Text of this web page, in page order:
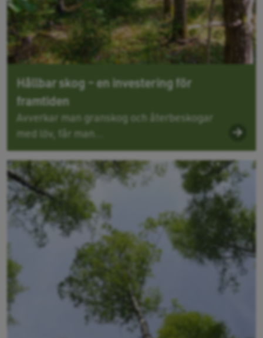
Hållbar skog – en investering för
framtiden
Avverkar man granskog och återbeskogar
med löv, får man...